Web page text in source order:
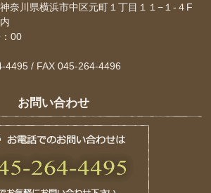
奈川県横浜市中区元町１丁目１１−１-４F
00
4495 / FAX 045-264-4496
お問い合わせ